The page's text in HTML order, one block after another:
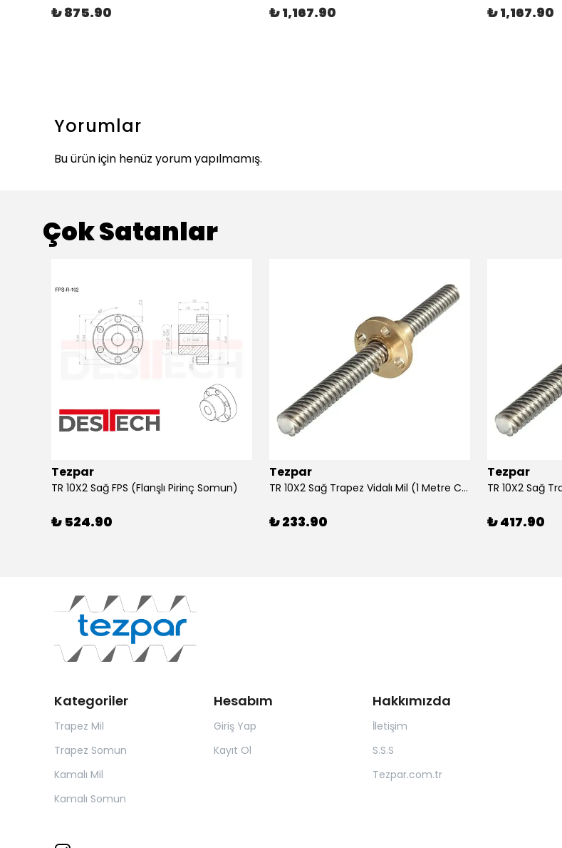
₺ 875.90 ₺ 1,167.90 ₺ 1,167.90
Yorumlar
Bu ürün için henüz yorum yapılmamış.
Çok Satanlar
Tezpar
TR 10X2 Sağ FPS (Flanşlı Pirinç Somun)
₺ 524.90
Tezpar
TR 10X2 Sağ Trapez Vidalı Mil (1 Metre C45)
₺ 233.90
Tezpar
₺ 417.90
Kategoriler
Trapez Mil
Trapez Somun
Kamalı Mil
Kamalı Somun
Hesabım
Giriş Yap
Kayıt Ol
Hakkımızda
İletişim
S.S.S
Tezpar.com.tr